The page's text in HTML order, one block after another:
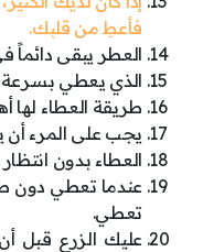
فأعطِ من قلبك.
العطر يبقى دائماً
الذي يعطي بسرعة
طريقة العطاء لها
يجب على المرء أن
العطاء بدون
عندما تعطي دون
تعطي.
عليك الزرع قبل